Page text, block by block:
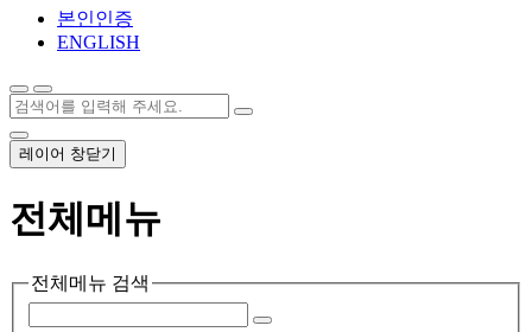
본인인증
ENGLISH
레이어 창닫기
전체메뉴
전체메뉴 검색